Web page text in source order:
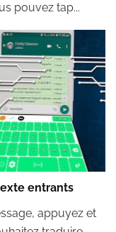
pouvez tap...
entrants
appuyez et